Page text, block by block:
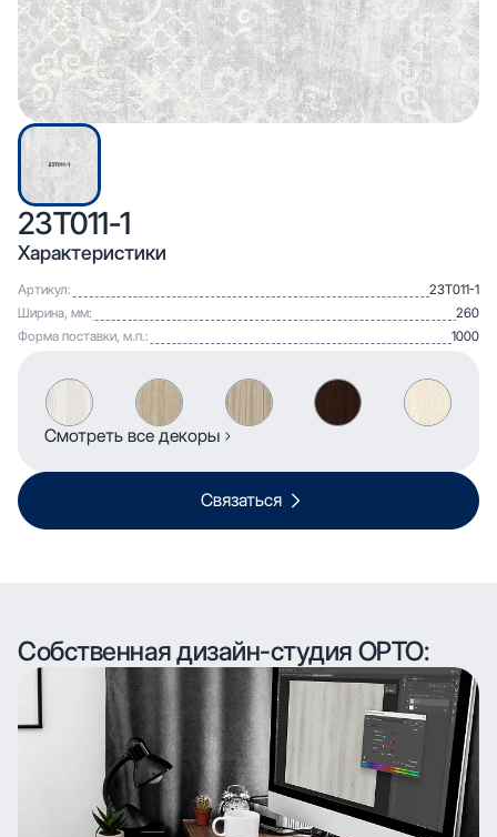
23T011-1
Характеристики
Артикул:
23T011-1
Ширина, мм:
260
Форма поставки, м.п.:
1000
Смотреть все декоры
Связаться
Собственная дизайн-студия ОРТО: